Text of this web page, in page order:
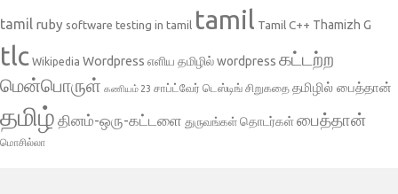
tamil ruby software testing in tamil tamil Tamil C++ Thamizh G
tlc Wikipedia Wordpress எளிய தமிழில் wordpress கட்டற்ற
மென்பொருள் கணியம் 23 சாப்ட்வேர் டெஸ்டிங் சிறுகதை தமிழில் பைத்தான்
தமிழ் தினம்-ஒரு-கட்டளை துருவங்கள் தொடர்கள்பைத்தான்
மொசில்லா